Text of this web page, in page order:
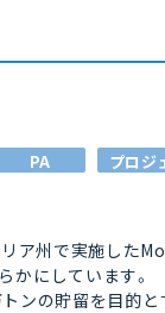
PA プロジ
ア州で実施した
にしています。
ンの貯留を目的と